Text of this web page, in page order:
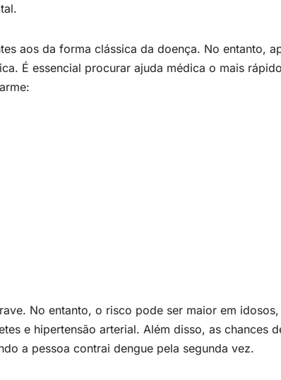
aos da forma clássica da doença. No entanto,
É essencial procurar ajuda médica o mais
No entanto, o risco pode ser maior em idosos,
e hipertensão arterial. Além disso, as chances
a pessoa contrai dengue pela segunda vez.